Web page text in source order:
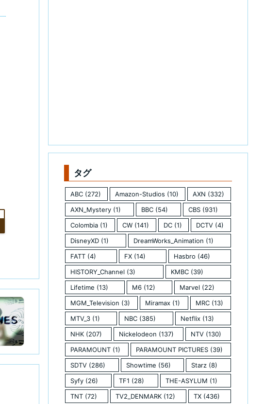
タグ
ABC (272) Amazon-Studios (10) AXN (332)
AXN_Mystery (1) BBC (54) CBS (931)
Colombia (1) CW(141) DC(1) DCTV (4)
DisneyXD (1) DreamWorks_Animation (1)
FATT (4) FX (14) Hasbro (46)
HISTORY_Channel (3) KMBC(39)
Lifetime (13) M6 (12) Marvel (22)
MGM_Television (3) Miramax (1) MRC(13)
MTV_3 (1) NBC (385) Netflix(13)
NHK (207) Nickelodeon (137) NTV (130)
PARAMOUNT (1) PARAMOUNT PICTURES (39)
SDTV (286) Showtime (56) Starz (8)
Syfy (26) TF1 (28) THE-ASYLUM (1)
TNT (72) TV2_DENMARK (12) TX (436)